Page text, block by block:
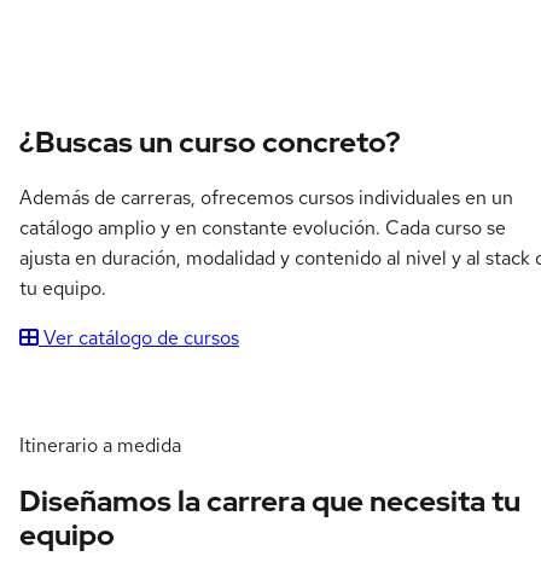
¿Buscas un curso concreto?
Además de carreras, ofrecemos cursos individuales en un
catálogo amplio y en constante evolución. Cada curso se
ajusta en duración, modalidad y contenido al nivel y al stack
tu equipo.
Ver catálogo de cursos
Itinerario a medida
Diseñamos la carrera que necesita tu
equipo